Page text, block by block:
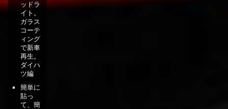
ッドラ
イト。
ガラス
コーテ
ィング
で新車
再生。
ダイハ
ツ編
簡単に
貼っ
て、簡